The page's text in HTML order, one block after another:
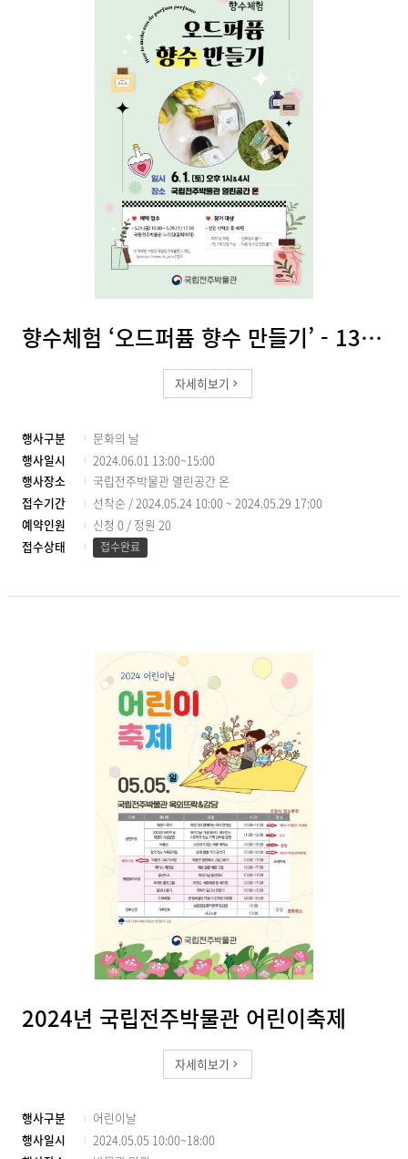
향수체험 ‘오드퍼퓸 향수 만들기’ - 13시(성인)
자세히보기
행사구분
문화의 날
행사일시
2024.06.01 13:00~15:00
행사장소
국립전주박물관 열린공간 온
접수기간
선착순 / 2024.05.24 10:00 ~ 2024.05.29 17:00
예약인원
신청 0 / 정원 20
접수상태
접수완료
2024년 국립전주박물관 어린이축제
자세히보기
행사구분
어린이날
행사일시
2024.05.05 10:00~18:00